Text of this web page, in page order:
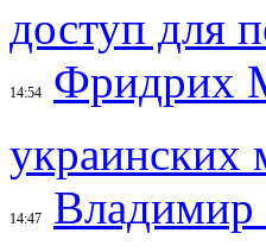
доступ для
14:54
Фридрих
украинских
14:47
Владимир